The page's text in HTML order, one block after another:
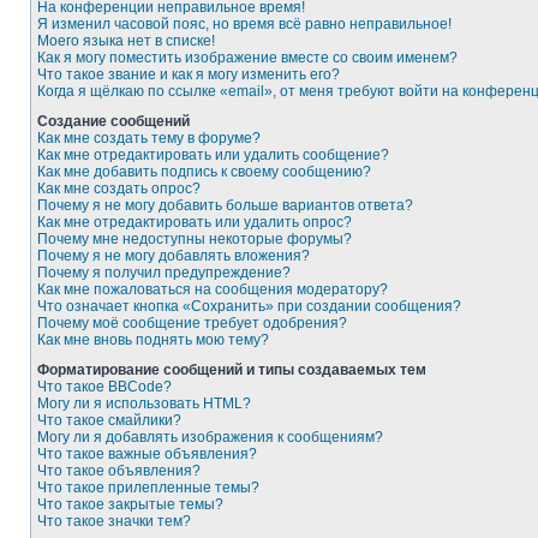
На конференции неправильное время!
Я изменил часовой пояс, но время всё равно неправильное!
Моего языка нет в списке!
Как я могу поместить изображение вместе со своим именем?
Что такое звание и как я могу изменить его?
Когда я щёлкаю по ссылке «email», от меня требуют войти на
Создание сообщений
Как мне создать тему в форуме?
Как мне отредактировать или удалить сообщение?
Как мне добавить подпись к своему сообщению?
Как мне создать опрос?
Почему я не могу добавить больше вариантов ответа?
Как мне отредактировать или удалить опрос?
Почему мне недоступны некоторые форумы?
Почему я не могу добавлять вложения?
Почему я получил предупреждение?
Как мне пожаловаться на сообщения модератору?
Что означает кнопка «Сохранить» при создании сообщения?
Почему моё сообщение требует одобрения?
Как мне вновь поднять мою тему?
Форматирование сообщений и типы создаваемых тем
Что такое BBCode?
Могу ли я использовать HTML?
Что такое смайлики?
Могу ли я добавлять изображения к сообщениям?
Что такое важные объявления?
Что такое объявления?
Что такое прилепленные темы?
Что такое закрытые темы?
Что такое значки тем?